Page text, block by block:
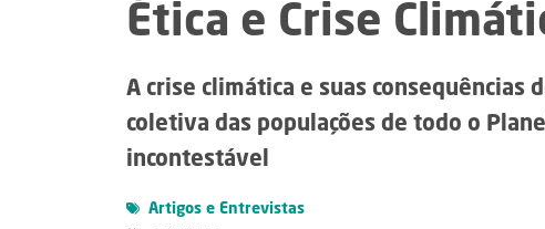
Ética e Crise
A crise climática e suas consequências
coletiva das populações de todo o
incontestável
Artigos e Entrevistas